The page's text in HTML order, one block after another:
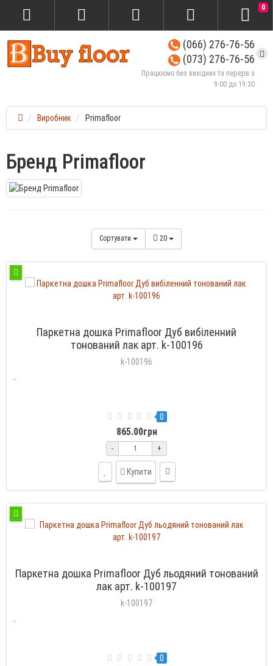
(066) 276-76-56
(073) 276-76-56
Працюємо без вихідних та перерв з
9:00 до 19:30
0
Виробник Primafloor
Бренд Primafloor
Сортувати 20
Паркетна дошка Primafloor Дуб вибіленний
тонований лак арт. k-100196
k-100196
0
865.00грн
- +
Купити
Паркетна дошка Primafloor Дуб льодяний тонований
лак арт. k-100197
k-100197
0